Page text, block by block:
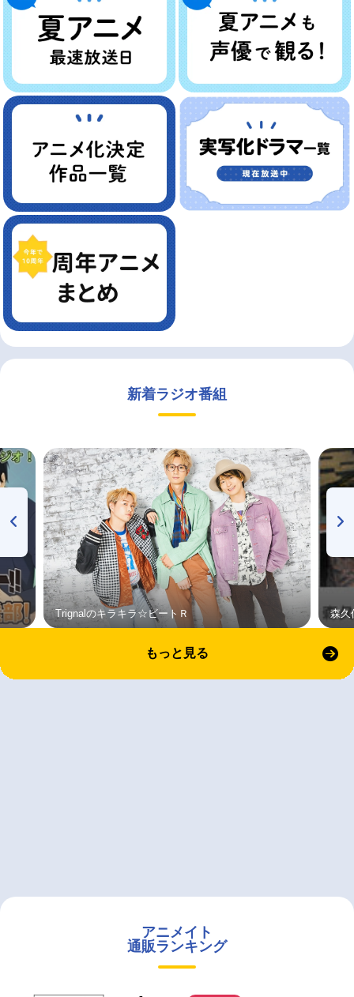
新着ラジオ番組
Trignalのキラキラ☆ビートＲ 森久
もっと見る
アニメイト
通販ランキング